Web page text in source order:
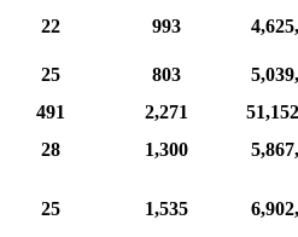
22 993
25 803
491 2,271
28 1,300
25 1,535